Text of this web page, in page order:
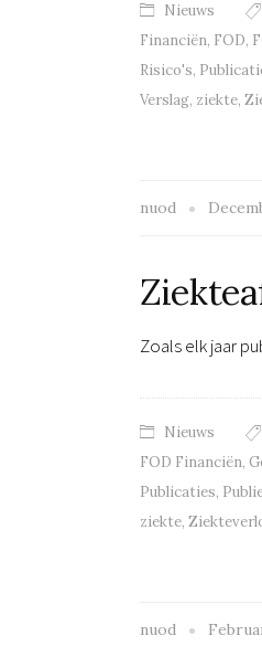
Nieuws
Financiën, FOD,
Risico's,
Verslag, ziekte,
nuod
Zoals elk jaar
Nieuws
FOD Financiën,
Publicaties,
ziekte,
nuod